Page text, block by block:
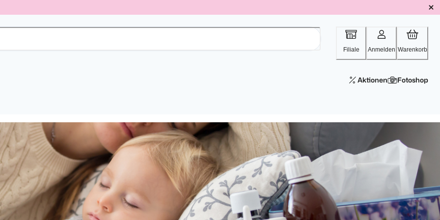
Filiale Anmelden Warenkorb
Aktionen Fotoshop